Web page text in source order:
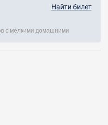
Найти билет
с мелкими домашними